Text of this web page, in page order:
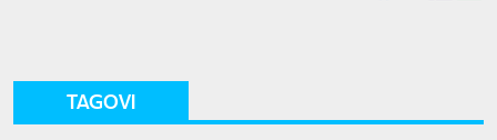
TAGOVI